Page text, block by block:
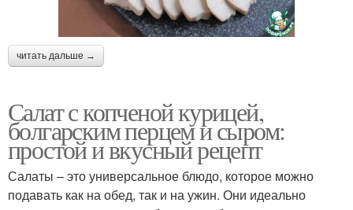
читать дальше →
Салат с копченой курицей,
болгарским перцем и сыром:
простой и вкусный рецепт
Салаты – это универсальное блюдо, которое можно
подавать как на обед, так и на ужин. Они идеально